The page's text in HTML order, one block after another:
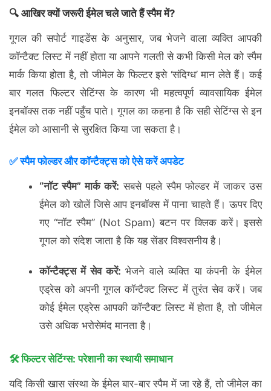
🔍 आखिर क्यों जरूरी ईमेल चले जाते हैं स्पैम में?
गूगल की सपोर्ट गाइडेंस के अनुसार, जब भेजने वाला व्यक्ति आपकी
कॉन्टैक्ट लिस्ट में नहीं होता या आपने गलती से कभी किसी मेल को स्पैम
मार्क किया होता है, तो जीमेल के फिल्टर इसे ‘संदिग्ध’ मान लेते हैं। कई
बार गलत फिल्टर सेटिंग्स के कारण भी महत्वपूर्ण व्यावसायिक ईमेल
इनबॉक्स तक नहीं पहुँच पाते। गूगल का कहना है कि सही सेटिंग्स से इन
ईमेल को आसानी से सुरक्षित किया जा सकता है।
✅ स्पैम फोल्डर और कॉन्टैक्ट्स को ऐसे करें अपडेट
“नॉट स्पैम” मार्क करें: सबसे पहले स्पैम फोल्डर में जाकर उस
ईमेल को खोलें जिसे आप इनबॉक्स में पाना चाहते हैं। ऊपर दिए
गए “नॉट स्पैम” (Not Spam) बटन पर क्लिक करें। इससे
गूगल को संदेश जाता है कि यह सेंडर विश्वसनीय है।
कॉन्टैक्ट्स में सेव करें: भेजने वाले व्यक्ति या कंपनी के ईमेल
एड्रेस को अपनी गूगल कॉन्टैक्ट लिस्ट में तुरंत सेव करें। जब
कोई ईमेल एड्रेस आपकी कॉन्टैक्ट लिस्ट में होता है, तो जीमेल
उसे अधिक भरोसेमंद मानता है।
🛠️ फिल्टर सेटिंग्स: परेशानी का स्थायी समाधान
यदि किसी खास संस्था के ईमेल बार-बार स्पैम में जा रहे हैं, तो जीमेल का